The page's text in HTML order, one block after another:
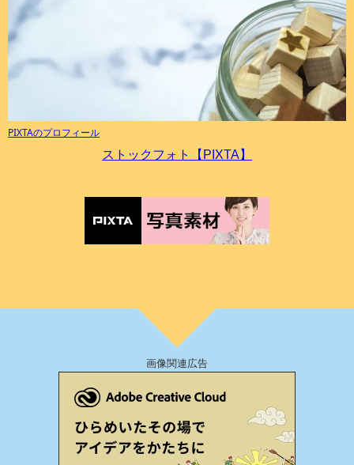
PIXTAのプロフィール
ストックフォト【PIXTA】
画像関連広告